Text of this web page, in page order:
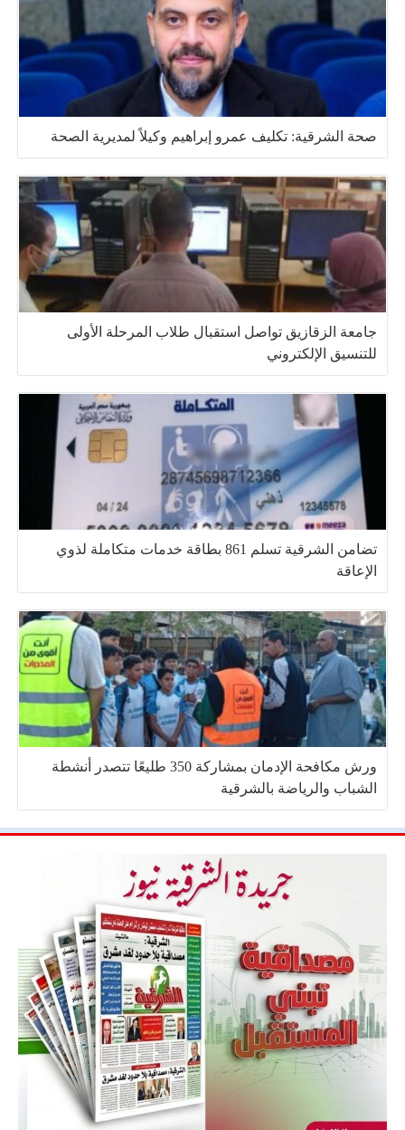
صحة الشرقية: تكليف عمرو إبراهيم وكيلاً لمديرية الصحة
جامعة الزقازيق تواصل استقبال طلاب المرحلة الأولى
للتنسيق الإلكتروني
تضامن الشرقية تسلم 861 بطاقة خدمات متكاملة لذوي
الإعاقة
ورش مكافحة الإدمان بمشاركة 350 طليعًا تتصدر أنشطة
الشباب والرياضة بالشرقية